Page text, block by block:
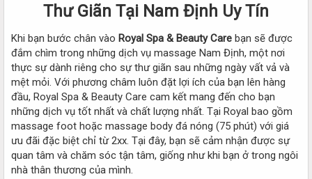
Thư Giãn Tại Nam Định Uy Tín
Khi bạn bước chân vào Royal Spa & Beauty Care bạn sẽ được
đắm chìm trong những dịch vụ massage Nam Định, một nơi
thực sự dành riêng cho sự thư giãn sau những ngày vất vả và
mệt mỏi. Với phương châm luôn đặt lợi ích của bạn lên hàng
đầu, Royal Spa & Beauty Care cam kết mang đến cho bạn
những dịch vụ tốt nhất và chất lượng nhất. Tại Royal bao gồm
massage foot hoặc massage body đá nóng (75 phút) với giá
ưu đãi đặc biệt chỉ từ 2xx. Tại đây, bạn sẽ cảm nhận được sự
quan tâm và chăm sóc tận tâm, giống như khi bạn ở trong ngôi
nhà thân thương của mình.